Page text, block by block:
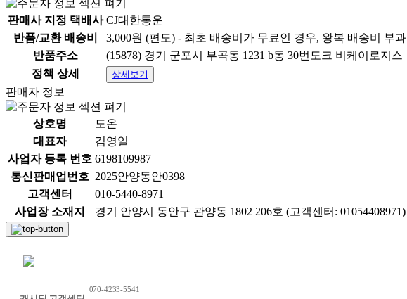
판매사 지정 택배사 CJ대한통운
반품/교환 배송비
3,000원 (편도) - 최초 배송비가 무료인 경우, 왕복 배송비 부과
반품주소
(15878) 경기 군포시 부곡동 1231 b동 30번도크 비케이로지스
정책 상세
상세보기
판매자 정보
상호명
도온
대표자
김영일
사업자 등록 번호 6198109987
통신판매업번호 2025안양동안0398
고객센터
010-5440-8971
사업장 소재지
경기 안양시 동안구 관양동 1802 206호 (고객센터: 01054408971)
070-4233-5541